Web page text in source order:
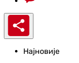
Најновије